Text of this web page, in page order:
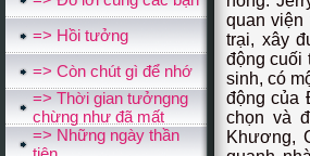
=> Hồi tưởng
=> Còn chút gì để nhớ
=> Thời gian tưởngng
chừng như đã mất
=> Những ngày thần
quan viện
trại, xây
động cuối
sinh, có
động của
chọn và
Khương,